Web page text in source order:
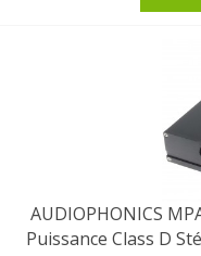
AUDIOPHONICS
Puissance Class D